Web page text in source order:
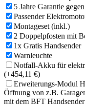
5 Jahre Garantie
Passender
Montageset (inkl.)
2 Doppelpfosten mit
1x Gratis Handsender
Warnleuchte
Notfall-Akku für
(+454,11 €)
Erweiterungs-Modul
Öffnung von z.B.
mit dem BFT Handsender